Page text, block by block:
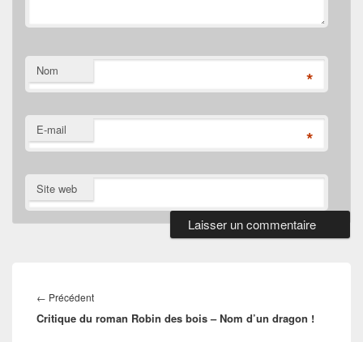
Nom *
E-mail *
Site web
de
l’article
← PrécédentArticle
précédent :
Critique du roman Robin des bois – Nom d’un dragon !